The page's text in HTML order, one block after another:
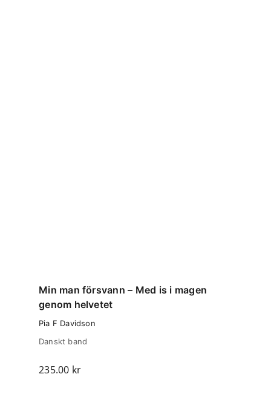
Min man försvann – Med is i magen
genom helvetet
Pia F Davidson
Danskt band
235.00 kr